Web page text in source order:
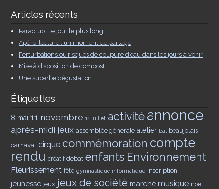
Articles récents
Paraclub : le jour le plus long
Apéro-lecture : un moment de partage
Perturbations ou risques de coupure d’eau dans les jours à venir
Mise à disposition de compost
Une superbe dégustation
Étiquettes
8 mai 11 novembre 14 juillet activitéannonce
après-midi jeux assemblée générale atelier bal beaujolais
carnaval cirque commémoration compte
rendu créatif débat enfants Environnement
Fleurissement fête gymnastique informatique inscription
jeunesse jeux jeux de société marché musique noël